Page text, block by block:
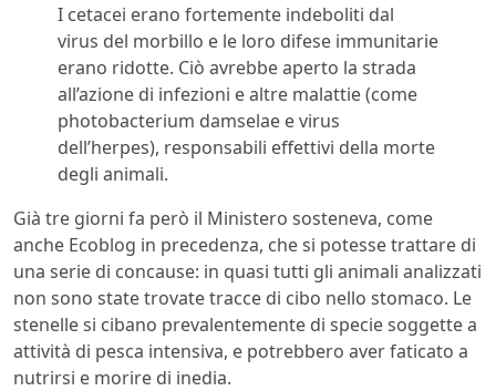
I cetacei erano fortemente indeboliti dal
virus del morbillo e le loro difese immunitarie
erano ridotte. Ciò avrebbe aperto la strada
all’azione di infezioni e altre malattie (come
photobacterium damselae e virus
dell’herpes), responsabili effettivi della morte
degli animali.
Già tre giorni fa però il Ministero sosteneva, come
anche Ecoblog in precedenza, che si potesse trattare di
una serie di concause: in quasi tutti gli animali analizzati
non sono state trovate tracce di cibo nello stomaco. Le
stenelle si cibano prevalentemente di specie soggette a
attività di pesca intensiva, e potrebbero aver faticato a
nutrirsi e morire di inedia.